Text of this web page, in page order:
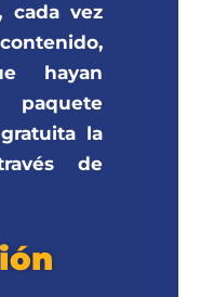
cada vez
hayan
paquete
la
de